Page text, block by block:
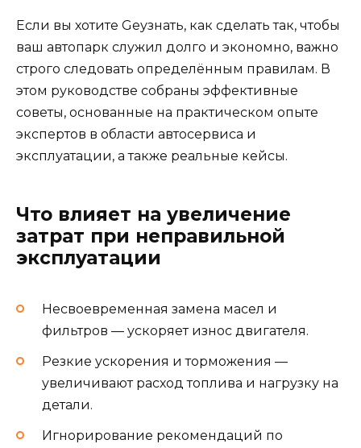
Если вы хотите Geузнать, как сделать так, чтобы
ваш автопарк служил долго и экономно, важно
строго следовать определённым правилам. В
этом руководстве собраны эффективные
советы, основанные на практическом опыте
экспертов в области автосервиса и
эксплуатации, а также реальные кейсы.
Что влияет на увеличение
затрат при неправильной
эксплуатации
Несвоевременная замена масел и
фильтров — ускоряет износ двигателя.
Резкие ускорения и торможения —
увеличивают расход топлива и нагрузку на
детали.
Игнорирование рекомендаций по